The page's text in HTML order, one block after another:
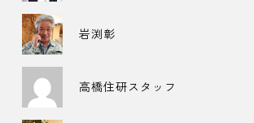
岩渕彰
高橋住研スタッフ